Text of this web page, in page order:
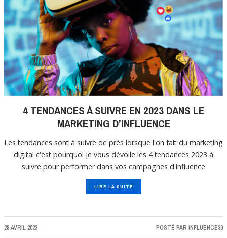
4 TENDANCES À SUIVRE EN 2023 DANS LE
MARKETING D’INFLUENCE
Les tendances sont à suivre de près lorsque l'on fait du marketing
digital c'est pourquoi je vous dévoile les 4 tendances 2023 à
suivre pour performer dans vos campagnes d'influence
LIRE LA SUITE
28 AVRIL 2023 POSTÉ PAR INFLUENCE30